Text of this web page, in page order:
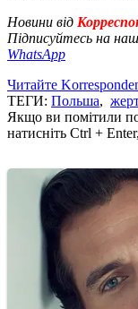
Новини від
Підписуйтесь на
WhatsApp
Читайте
ТЕГИ: Польша,
Якщо ви помітили
натисніть Ctrl +